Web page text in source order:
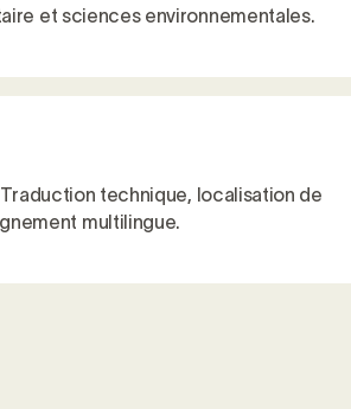
et sciences environnementales.
Traduction technique, localisation de
multilingue.